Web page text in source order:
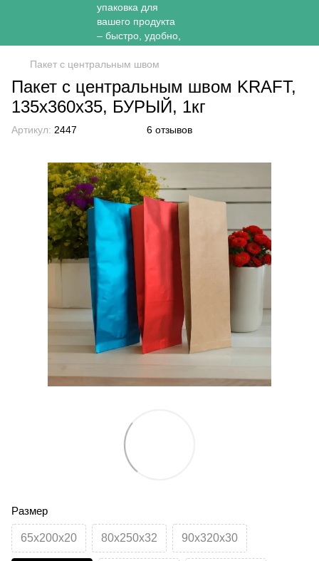
Пакет с центральным швом
Пакет с центральным швом KRAFT,
135х360х35, БУРЫЙ, 1кг
Артикул: 2447 6 отзывов
Размер
65х200х20 80х250х32 90х320х30